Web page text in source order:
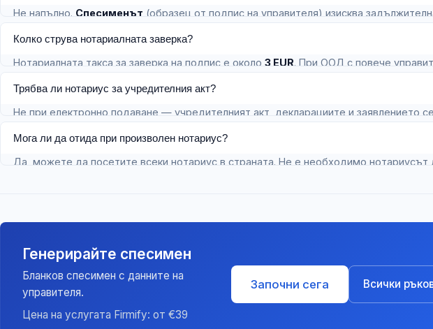
Не напълно. Спесименът (образец от подпис на управителя) изисква
Колко струва нотариалната заверка?
Нотариалната такса за заверка на подпис е около 3 EUR. При ООД с повече
Трябва ли нотариус за учредителния акт?
Не при електронно подаване — учредителният акт, декларациите и заявлението
Мога ли да отида при произволен нотариус?
Да, можете да посетите всеки нотариус в страната. Не е необходимо нотариусът
Генерирайте спесимен
Бланков спесимен с данните на
управителя.
Цена на услугата Firmify: от €39
Започни сега Всички